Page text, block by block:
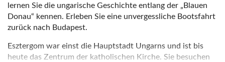
lernen Sie die ungarische Geschichte entlang der „Blauen
Donau“ kennen. Erleben Sie eine unvergessliche Bootsfahrt
zurück nach Budapest.
Esztergom war einst die Hauptstadt Ungarns und ist bis
heute das Zentrum der katholischen Kirche. Sie besuchen